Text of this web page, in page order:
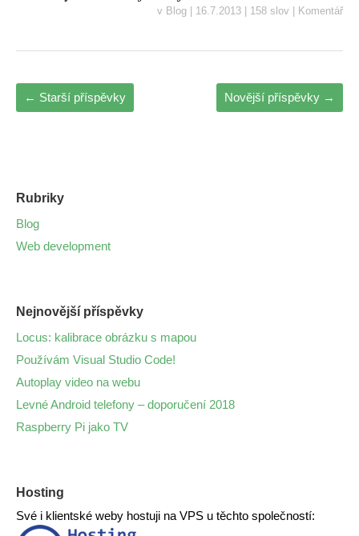
v Blog 16.7.2013 158 slov Komentář
← Starší příspěvky Novější příspěvky →
Rubriky
Blog
Web development
Nejnovější příspěvky
Locus: kalibrace obrázku s mapou
Používám Visual Studio Code!
Autoplay video na webu
Levné Android telefony – doporučení 2018
Raspberry Pi jako TV
Hosting
Své i klientské weby hostuji na VPS u těchto společností: